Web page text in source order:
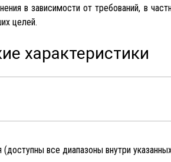
в зависимости от требований, в
целей.
характеристики
(доступны все диапазоны внутри